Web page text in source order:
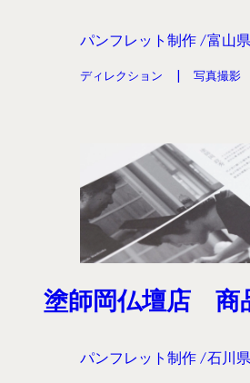
パンフレット制作 富山
ディレクション 写真撮影
塗師岡仏壇店 商
パンフレット制作 石川